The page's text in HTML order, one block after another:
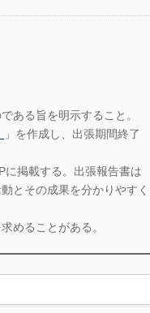
ある旨を明示すること。
」を作成し、出張期間終了
に掲載する。出張報告書は
とその成果を分かりやすく
めることがある。